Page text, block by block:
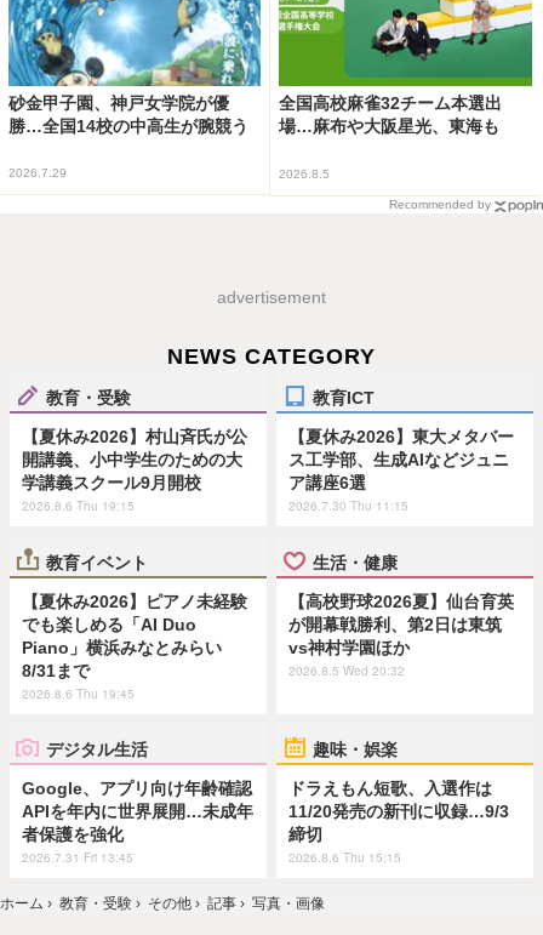
砂金甲子園、神戸女学院が優
勝…全国14校の中高生が腕競う
2026.7.29
全国高校麻雀32チーム本選出
場…麻布や大阪星光、東海も
2026.8.5
Recommended by
advertisement
NEWS CATEGORY
教育・受験
【夏休み2026】村山斉氏が公
開講義、小中学生のための大
学講義スクール9月開校
2026.8.6 Thu 19:15
教育ICT
【夏休み2026】東大メタバー
ス工学部、生成AIなどジュニ
ア講座6選
2026.7.30 Thu 11:15
教育イベント
【夏休み2026】ピアノ未経験
でも楽しめる「AI Duo
Piano」横浜みなとみらい
8/31まで
2026.8.6 Thu 19:45
生活・健康
【高校野球2026夏】仙台育英
が開幕戦勝利、第2日は東筑
vs神村学園ほか
2026.8.5 Wed 20:32
デジタル生活
Google、アプリ向け年齢確認
APIを年内に世界展開…未成年
者保護を強化
2026.7.31 Fri 13:45
趣味・娯楽
ドラえもん短歌、入選作は
11/20発売の新刊に収録…9/3
締切
2026.8.6 Thu 15:15
ホーム › 教育・受験 › その他 › 記事 › 写真・画像